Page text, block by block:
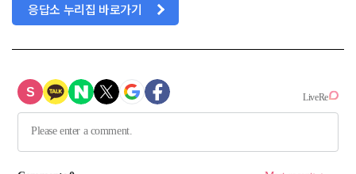
응답소 누리집 바로가기